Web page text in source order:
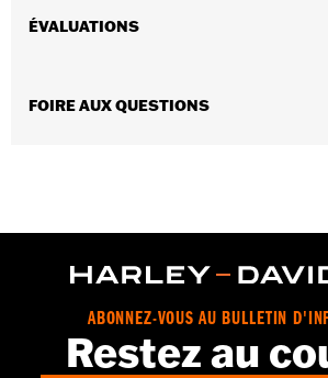
plaque et les couvercles de batterie,
Vendues en unités:Chaque
ÉVALUATIONS
FOIRE AUX QUESTIONS
ABONNEZ-VOUS AU BULLETIN
Restez au